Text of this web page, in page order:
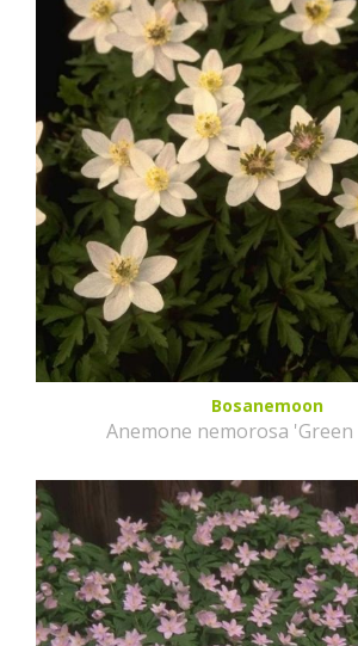
Bosanemoon
Anemone nemorosa 'Green